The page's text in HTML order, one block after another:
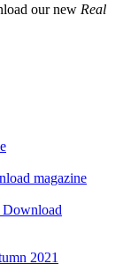
our new Real
magazine
Download